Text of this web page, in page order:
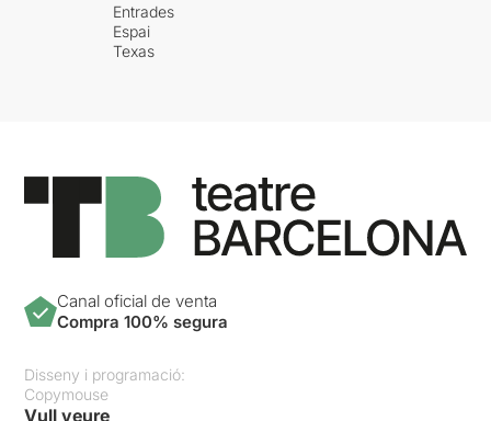
Entrades
Espai
Texas
Canal oficial de venta
Compra 100% segura
Disseny i programació:
Copymouse
Vull veure